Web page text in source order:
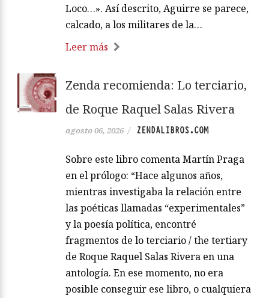
Loco…». Así descrito, Aguirre se parece,
calcado, a los militares de la…
Leer más
Zenda recomienda: Lo terciario,
de Roque Raquel Salas Rivera
agosto 06, 2026 / ZENDALIBROS.COM
Sobre este libro comenta Martín Praga
en el prólogo: “Hace algunos años,
mientras investigaba la relación entre
las poéticas llamadas “experimentales”
y la poesía política, encontré
fragmentos de lo terciario / the tertiary
de Roque Raquel Salas Rivera en una
antología. En ese momento, no era
posible conseguir ese libro, o cualquiera